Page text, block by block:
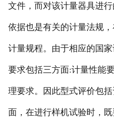
文件，而对该计量器具进
依据也是有关的计量法规
计量规程。由于相应的国
要求包括三方面:计量性能
理要求。因此型式评价包
面，在进行样机试验时，